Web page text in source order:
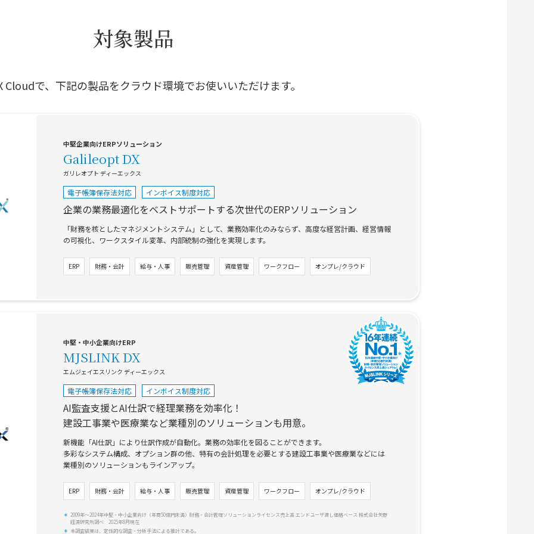
対象製品
Cloudで、下記の製品をクラウド環境でお使いいただけます。
中堅企業向けERPソリューション
Galileopt DX
ガリレオプト ディーエックス
電子帳簿保存法対応 インボイス制度対応
企業の業務最適化をベストサポートする次世代のERPソリューション
「財務を核としたマネジメントシステム」として、業務効率化のみならず、高度な経営計画、経営情報
の可視化、ワークスタイル変革、内部統制の強化を実現します。
ERP 財務・会計 給与・人事 販売管理 資産管理 ワークフロー オンプレ/クラウド
中堅・中小企業向けERP
MJSLINK DX
エムジェイエスリンク ディーエックス
電子帳簿保存法対応 インボイス制度対応
AI監査支援とAI仕訳で経理業務を効率化！
建設工事業や医療業など業種別のソリューションも用意。
新機能「AI仕訳」により仕訳作成が自動化。業務の効率化を図ることができます。
多彩なシステム構成、オプション群の他、特有の会計処理を必要とする建設工事業や医療業などには
業種別のソリューションもラインアップ。
ERP 財務・会計 給与・人事 販売管理 資産管理 ワークフロー オンプレ/クラウド
2009年〜2024年中堅・中小企業向け（年商50億円未満）財務・会計管理ソリューションライセンス売上高 エンドユーザ渡し価格べース 株式会社矢野
経済研究所調べ 2025年8月現在
本調査結果は、定性的な調査・分析手法による推計である。